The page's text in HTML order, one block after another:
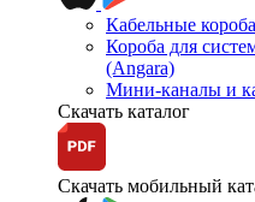
Кабельные
Короба для
(Angara)
Мини-каналы и
Скачать каталог
Скачать мобильный